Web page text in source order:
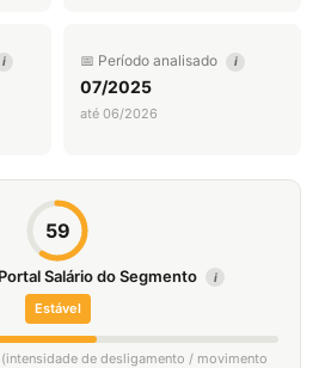
i 📅 Período analisado i
07/2025
até 06/2026
59
Salário do Segmento i
Estável
de desligamento / movimento